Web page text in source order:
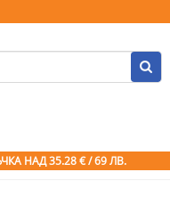
НАД 35.28 € / 69 ЛВ.